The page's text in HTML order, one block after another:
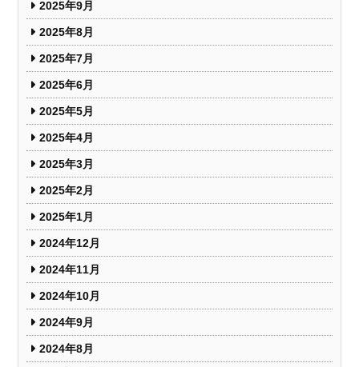
2025年9月
2025年8月
2025年7月
2025年6月
2025年5月
2025年4月
2025年3月
2025年2月
2025年1月
2024年12月
2024年11月
2024年10月
2024年9月
2024年8月